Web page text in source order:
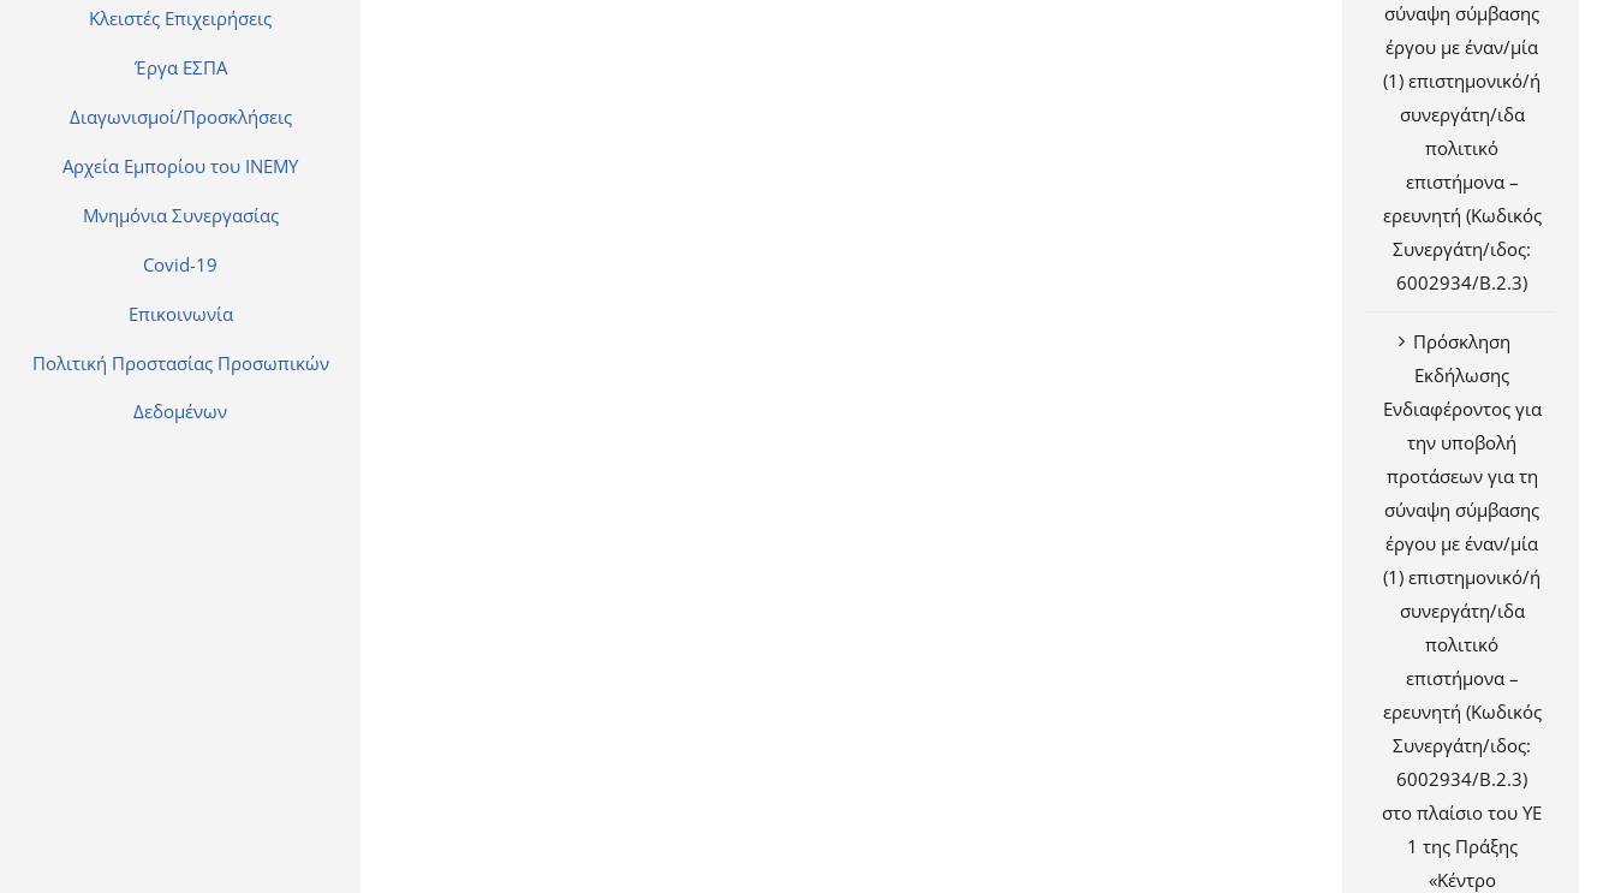
Κλειστές Επιχειρήσεις
Έργα ΕΣΠΑ
Διαγωνισμοί/Προσκλήσεις
Αρχεία Εμπορίου του ΙΝΕΜΥ
Μνημόνια Συνεργασίας
Covid-19
Επικοινωνία
Πολιτική Προστασίας Προσωπικών
Δεδομένων
σύναψη σύμβασης
έργου με έναν/μία
(1) επιστημονικό/ή
συνεργάτη/ιδα
πολιτικό
επιστήμονα –
ερευνητή (Κωδικός
Συνεργάτη/ιδος:
6002934/Β.2.3)
Πρόσκληση
Εκδήλωσης
Ενδιαφέροντος για
την υποβολή
προτάσεων για τη
σύναψη σύμβασης
έργου με έναν/μία
(1) επιστημονικό/ή
συνεργάτη/ιδα
πολιτικό
επιστήμονα –
ερευνητή (Κωδικός
Συνεργάτη/ιδος:
6002934/Β.2.3)
στο πλαίσιο του ΥΕ
1 της Πράξης
«Κέντρο